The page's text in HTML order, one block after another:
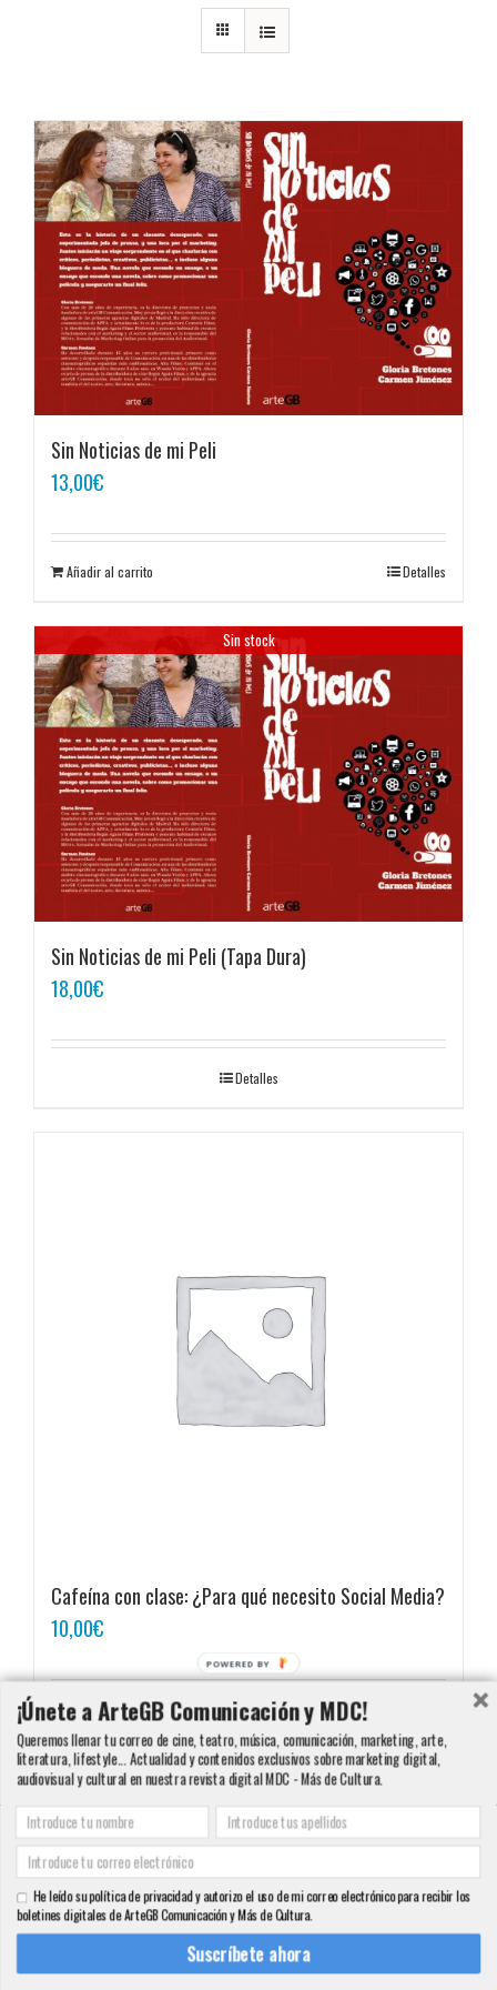
Sin Noticias de mi Peli
13,00€
Añadir al carrito Detalles
Sin stock
Sin Noticias de mi Peli (Tapa Dura)
18,00€
Detalles
Cafeína con clase: ¿Para qué necesito Social Media?
10,00€
Añadir al carrito
Copyright 2000 - 2016 ArteGB | Todos los derechos reservados |Aviso legal -
Condiciones de Venta y Privacidad - Política de Cookies
info@artegb.com - 915 221 343.
Twitter YouTubePinterestInstagram
¡Únete a ArteGB Comunicación y MDC!
Queremos llenar tu correo de cine, teatro, música, comunicación, marketing, arte,
literatura, lifestyle... Actualidad y contenidos exclusivos sobre marketing digital,
audiovisual y cultural en nuestra revista digital MDC - Más de Cultura.
Suscríbete ahora
He leído su política de privacidad y autorizo el uso de mi correo electrónico para recibir los
boletines digitales de ArteGB Comunicación y Más de Cultura.
POWERED BY